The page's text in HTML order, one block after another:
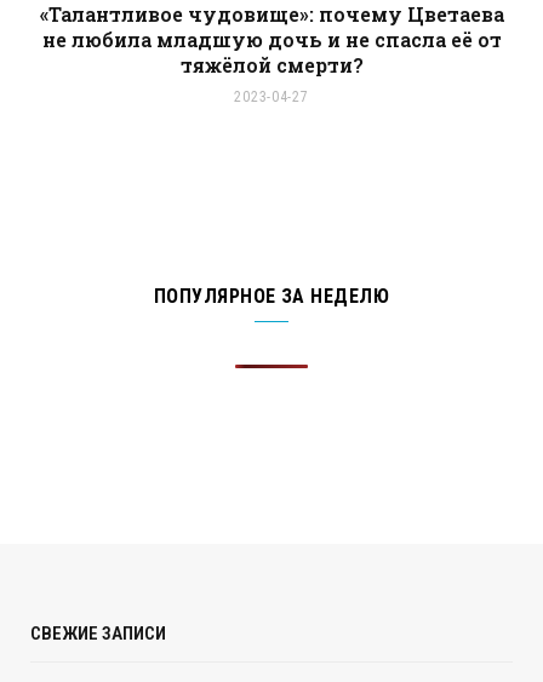
«Талантливое чудовище»: почему Цветаева
не любила младшую дочь и не спасла её от
тяжёлой смерти?
2023-04-27
ПОПУЛЯРНОЕ ЗА НЕДЕЛЮ
СВЕЖИЕ ЗАПИСИ